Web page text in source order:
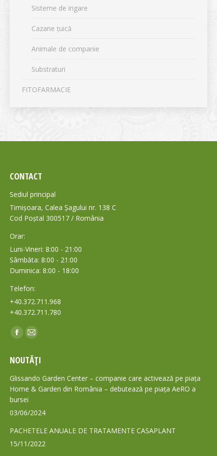
Sisteme de irigare
Cazane țuică
Animale de companie
Substraturi
FITOFARMACIE
CONTACT
Sediul principal
Timișoara, Calea Șagului nr. 138 C
Cod Poștal 300517 / România
Orar:
Luni-Vineri: 8:00 - 21:00
Sâmbăta: 8:00 - 21:00
Duminica: 8:00 - 18:00
Telefon:
+40.372.711.968
+40.372.711.780
Find us on:
Facebook
opens
in
new
window
Mail
opens
in
new
NOUTĂȚI
Glissando Garden Center – companie care activează pe piața
Home & Garden din România – debutează pe piața AeRO a
bursei
03/06/2024
PACHETELE ANUALE DE TRATAMENTE CASAPLANT
15/11/2022